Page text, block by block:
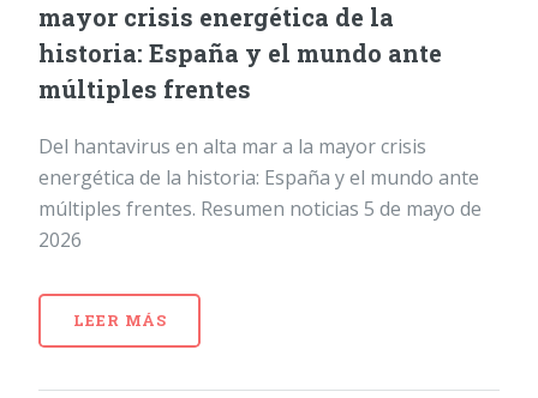
mayor crisis energética de la
historia: España y el mundo ante
múltiples frentes
Del hantavirus en alta mar a la mayor crisis
energética de la historia: España y el mundo ante
múltiples frentes. Resumen noticias 5 de mayo de
2026
LEER MÁS